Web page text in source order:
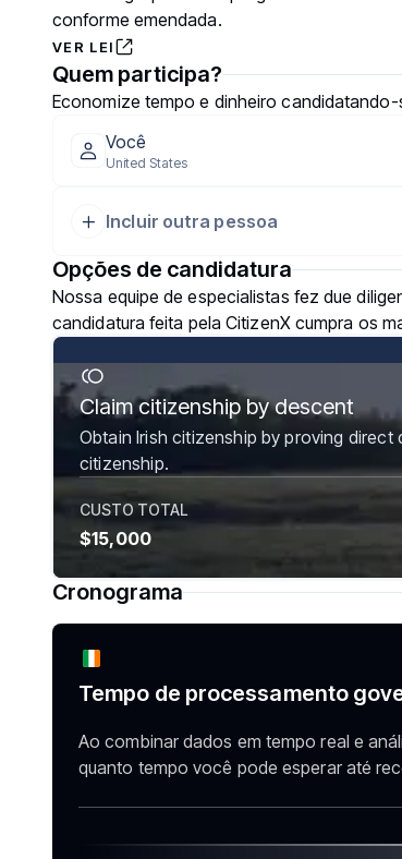
conforme emendada.
VER LEI
Quem participa?
Economize tempo e dinheiro
Você
United States
Incluir outra pessoa
Opções de candidatura
Nossa equipe de especialistas fez due
candidatura feita pela CitizenX cumpra os
Claim citizenship by descent
Obtain Irish citizenship by proving
citizenship.
CUSTO TOTAL
$15,000
Cronograma
Tempo de processamento
Ao combinar dados em tempo real e
quanto tempo você pode esperar até